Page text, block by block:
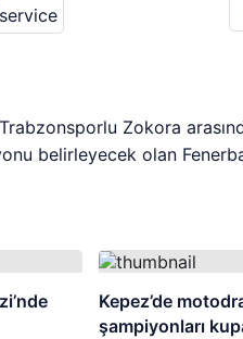
Zokora
belirleyecek olan
Kepez’de
şampiyonları